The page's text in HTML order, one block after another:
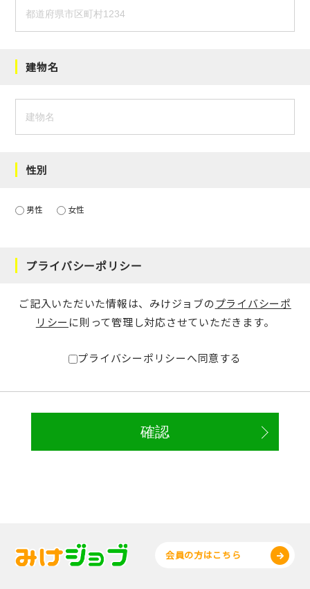
建物名
性別
男性 女性
プライバシーポリシー
ご記入いただいた情報は、みけジョブのプライバシーポ
リシー に則って管理し対応させていただきます。
プライバシーポリシーへ同意する
会員の方はこちら